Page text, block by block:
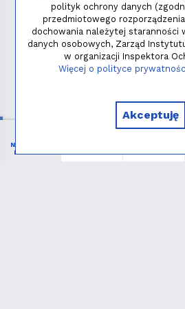
Polityka
Copyright © 2026 -
NIEZBĘDNIK
KATOLIKA
polityk ochrony danych
przedmiotowego
dochowania należytej staranności
danych osobowych, Zarząd Instytutu
w organizacji Inspektora
Więcej o polityce
Akceptuję